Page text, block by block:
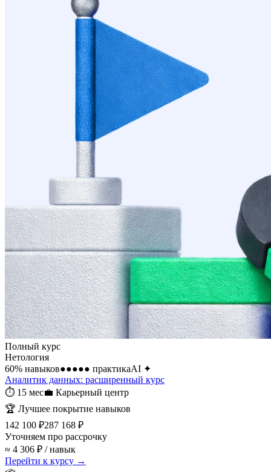
Полный курс
Нетология
60% навыков●●●●● практикаAI ✦
Аналитик данных: расширенный курс
⏱ 15 мес💼 Карьерный центр
🏆 Лучшее покрытие навыков
142 100 ₽287 168 ₽
Уточняем про рассрочку
≈ 4 306 ₽ / навык
Перейти к курсу →